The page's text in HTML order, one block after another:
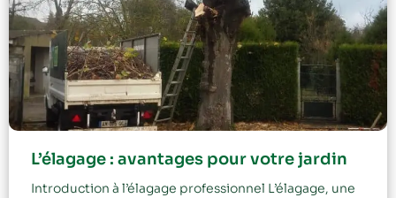
L’élagage : avantages pour votre jardin
Introduction à l’élagage professionnel L’élagage, une